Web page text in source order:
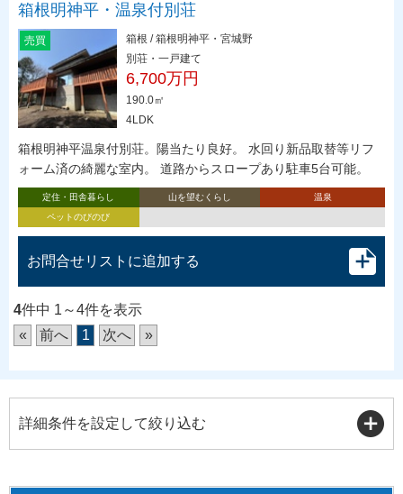
箱根明神平・温泉付別荘
売買
箱根 / 箱根明神平・宮城野
別荘・一戸建て
6,700万円
190.0㎡
4LDK
箱根明神平温泉付別荘。陽当たり良好。 水回り新品取替等リフ
ォーム済の綺麗な室内。 道路からスロープあり駐車5台可能。
定住・田舎暮らし 山を望むくらし
温泉
ペットのびのび
お問合せリストに追加する
4件中 1～4件を表示
«
前へ 1 次へ »
詳細条件を設定して絞り込む